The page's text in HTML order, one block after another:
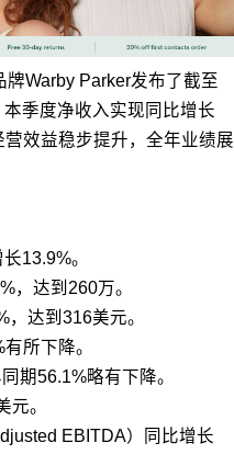
Warby Parker发布了截至
季度净收入实现同比增长
效益稳步提升，全年业绩展
13.9%。
，达到260万。
达到316美元。
所下降。
期56.1%略有下降。
。
EBITDA）同比增长